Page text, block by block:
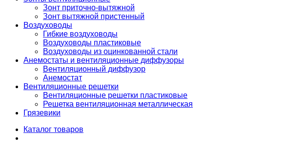
Зонт приточно-вытяжной
Зонт вытяжной пристенный
Воздуховоды
Гибкие воздуховоды
Воздуховоды пластиковые
Воздуховоды из оцинкованной стали
Анемостаты и вентиляционные диффузоры
Вентиляционный диффузор
Анемостат
Вентиляционные решетки
Вентиляционные решетки пластиковые
Решетка вентиляционная металлическая
Грязевики
Каталог товаров